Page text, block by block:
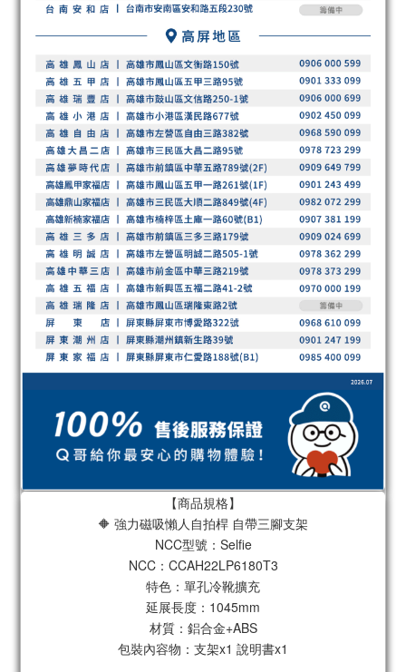
【商品規格】
🔶 強力磁吸懶人自拍桿 自帶三腳支架
NCC型號：Selfie
NCC：CCAH22LP6180T3
特色：單孔冷靴擴充
延展長度：1045mm
材質：鋁合金+ABS
包裝內容物：支架x1 說明書x1